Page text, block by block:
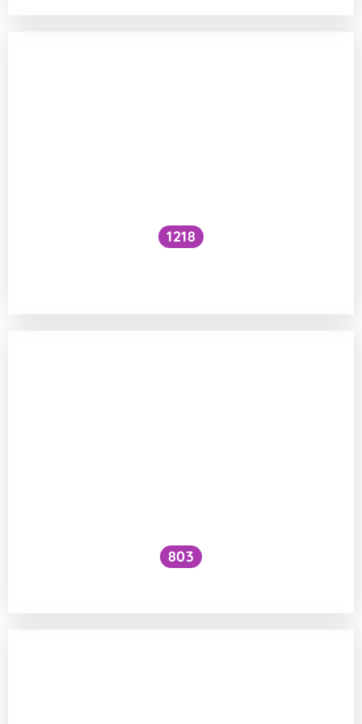
1218
803